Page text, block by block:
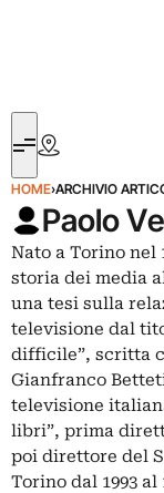
HOME›ARCHIVIO
Paolo
Nato a Torino nel
storia dei media
una tesi sulla
televisione dal
difficile”, scritta
Gianfranco
televisione
libri”, prima
poi direttore del
Torino dal 1993 al